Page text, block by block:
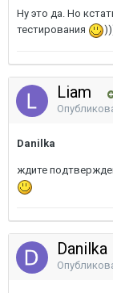
Ну это да. Но
тестирования
Liam
Danilka
ждите
Danilka